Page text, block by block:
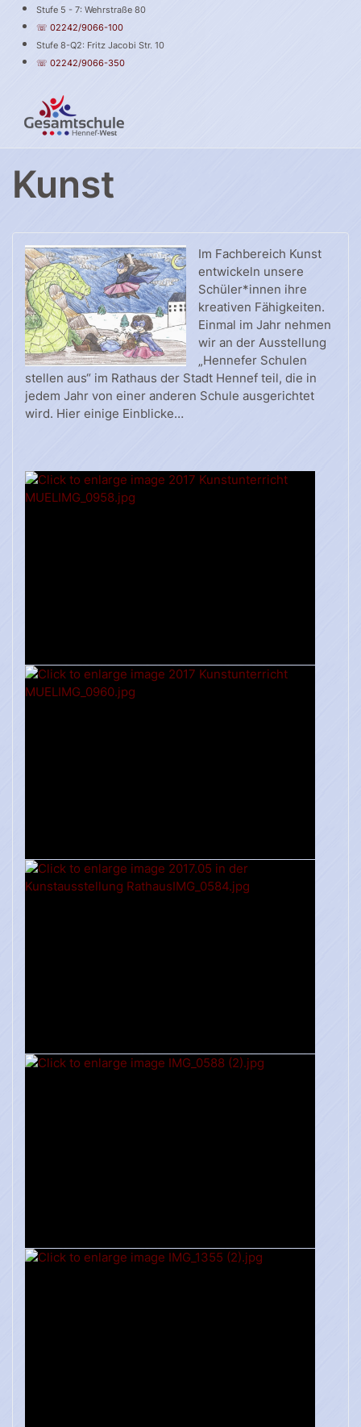
Stufe 5 - 7: Wehrstraße 80
☏ 02242/9066-100
Stufe 8-Q2: Fritz Jacobi Str. 10
☏ 02242/9066-350
Kunst
Im Fachbereich Kunst
entwickeln unsere
Schüler*innen ihre
kreativen Fähigkeiten.
Einmal im Jahr nehmen
wir an der Ausstellung
„Hennefer Schulen
stellen aus“ im Rathaus der Stadt Hennef teil, die in
jedem Jahr von einer anderen Schule ausgerichtet
wird. Hier einige Einblicke…